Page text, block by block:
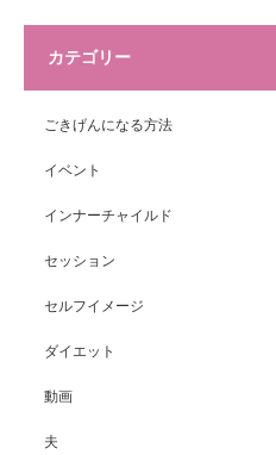
カテゴリー
ごきげんになる方法
イベント
インナーチャイルド
セッション
セルフイメージ
ダイエット
動画
夫